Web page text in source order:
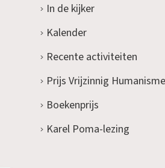
In de kijker
Kalender
Recente activiteiten
Prijs Vrijzinnig Humanisme
Boekenprijs
Karel Poma-lezing